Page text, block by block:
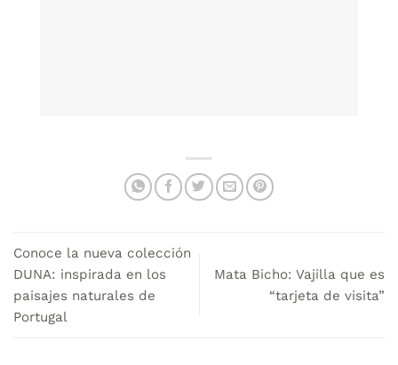
Conoce la nueva colección
DUNA: inspirada en los
paisajes naturales de
Portugal
Mata Bicho: Vajilla que es
“tarjeta de visita”